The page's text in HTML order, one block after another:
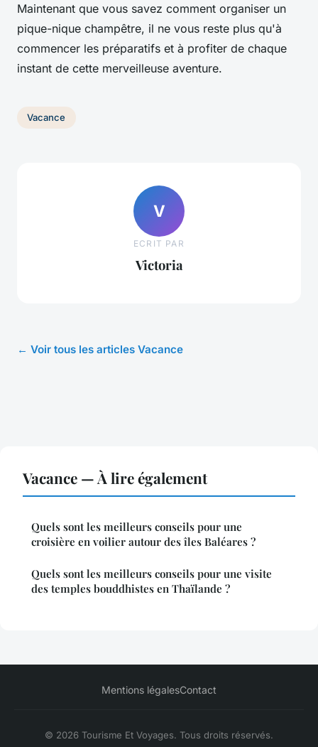
Maintenant que vous savez comment organiser un
pique-nique champêtre, il ne vous reste plus qu'à
commencer les préparatifs et à profiter de chaque
instant de cette merveilleuse aventure.
Vacance
V
ECRIT PAR
Victoria
← Voir tous les articles Vacance
Vacance — À lire également
Quels sont les meilleurs conseils pour une
croisière en voilier autour des îles Baléares ?
Quels sont les meilleurs conseils pour une visite
des temples bouddhistes en Thaïlande ?
Mentions légalesContact
© 2026 Tourisme Et Voyages. Tous droits réservés.